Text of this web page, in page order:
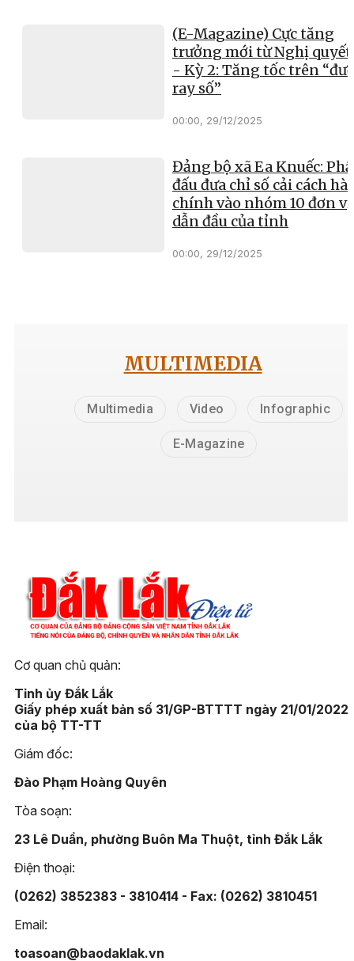
(E-Magazine) Cực tăng
trưởng mới từ Nghị quyết
- Kỳ 2: Tăng tốc trên
ray số”
00:00, 29/12/2025
Đảng bộ xã Ea Knuếc:
đấu đưa chỉ số cải cách
chính vào nhóm 10 đơn vị
dẫn đầu của tỉnh
00:00, 29/12/2025
MULTIMEDIA
Multimedia Video Infographic
E-Magazine
Cơ quan chủ quản:
Tỉnh ủy Đắk Lắk
Giấy phép xuất bản số 31/GP-BTTTT ngày 21/01/2022
của bộ TT-TT
Giám đốc:
Đào Phạm Hoàng Quyên
Tòa soạn:
23 Lê Duẩn, phường Buôn Ma Thuột, tỉnh Đắk Lắk
Điện thoại:
(0262) 3852383 - 3810414 - Fax: (0262) 3810451
Email:
toasoan@baodaklak.vn